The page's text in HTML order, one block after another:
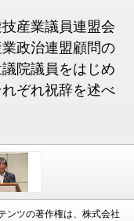
産業議員連盟会
政治連盟顧問の
院議員をはじめ
ぞれ祝辞を述べ
ンツの著作権は、株式会社